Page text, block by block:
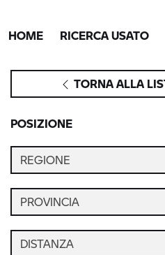
HOME RICERCA USATO
TORNA ALLA
POSIZIONE
REGIONE
PROVINCIA
DISTANZA